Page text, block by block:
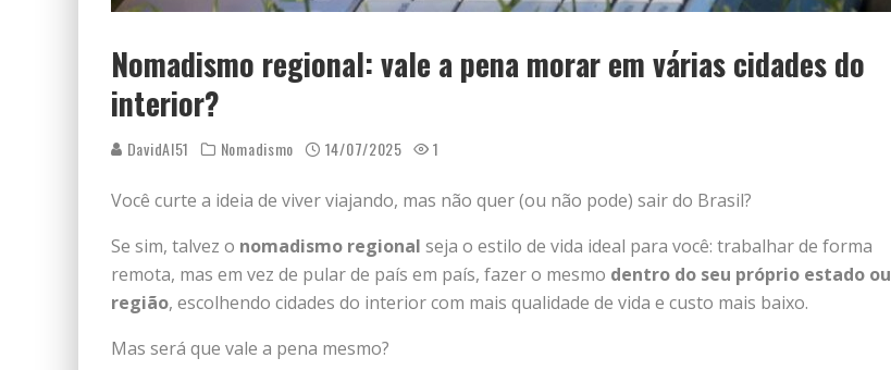
Nomadismo regional: vale a pena morar em várias cidades do
interior?
DavidAI51 Nomadismo 14/07/2025 1
Você curte a ideia de viver viajando, mas não quer (ou não pode) sair do Brasil?
Se sim, talvez o nomadismo regional seja o estilo de vida ideal para você: trabalhar de forma
remota, mas em vez de pular de país em país, fazer o mesmo dentro do seu próprio estado ou
região, escolhendo cidades do interior com mais qualidade de vida e custo mais baixo.
Mas será que vale a pena mesmo?